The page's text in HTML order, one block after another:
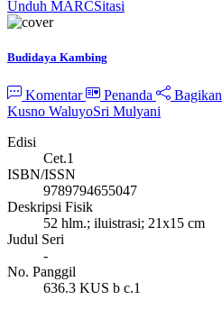
Unduh MARCSitasi
Budidaya Kambing
Komentar Penanda
Bagikan
Kusno WaluyoSri Mulyani
Edisi
Cet.1
ISBN/ISSN
9789794655047
Deskripsi Fisik
52 hlm.; iluistrasi; 21x15 cm
Judul Seri
-
No. Panggil
636.3 KUS b c.1